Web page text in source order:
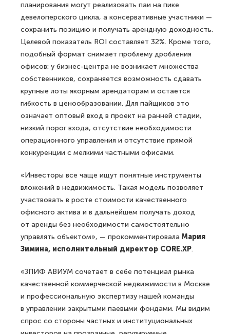
планирования могут реализовать паи на пике
девелоперского цикла, а консервативные участники —
сохранить позицию и получать арендную доходность.
Целевой показатель ROI составляет 32%. Кроме того,
подобный формат снимает проблему дробления
офисов: у бизнес-центра не возникает множества
собственников, сохраняется возможность сдавать
крупные лоты якорным арендаторам и остается
гибкость в ценообразовании. Для пайщиков это
означает оптовый вход в проект на ранней стадии,
низкий порог входа, отсутствие необходимости
операционного управления и отсутствие прямой
конкуренции с мелкими частными офисами.
«Инвесторы все чаще ищут понятные инструменты
вложений в недвижимость. Такая модель позволяет
участвовать в росте стоимости качественного
офисного актива и в дальнейшем получать доход
от аренды без необходимости самостоятельно
управлять объектом», — прокомментировала Мария
Зимина, исполнительный директор CORE.XP.
«ЗПИФ АВИУМ сочетает в себе потенциал рынка
качественной коммерческой недвижимости в Москве
и профессиональную экспертизу нашей команды
в управлении закрытыми паевыми фондами. Мы видим
спрос со стороны частных и институциональных